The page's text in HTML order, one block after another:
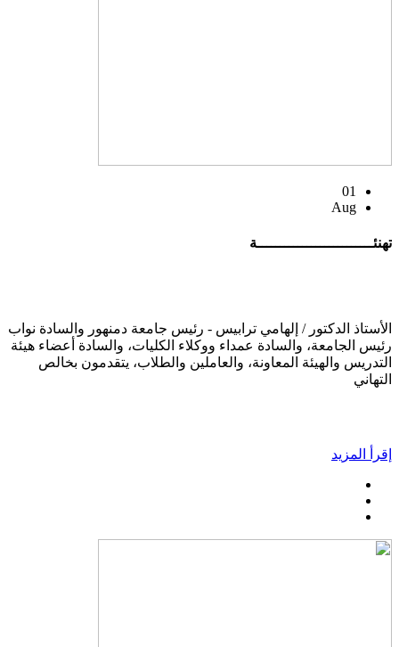
01
Aug
تهنئــــــــــــــــــــــــــة
الأستاذ الدكتور / إلهامي ترابيس - رئيس جامعة دمنهور والسادة نواب
رئيس الجامعة، والسادة عمداء ووكلاء الكليات، والسادة أعضاء هيئة
التدريس والهيئة المعاونة، والعاملين والطلاب، يتقدمون بخالص
التهاني
إقرأ المزيد